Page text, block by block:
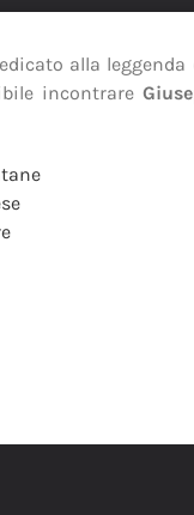
alla
incontrare